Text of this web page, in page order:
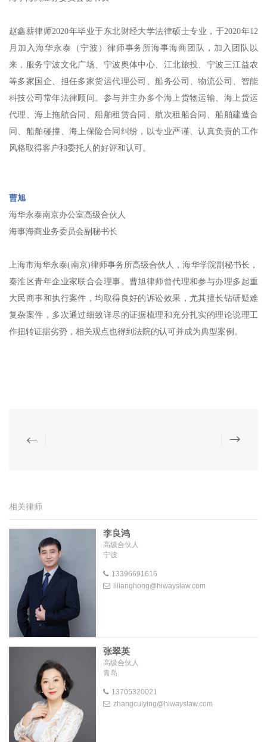
赵鑫薪律师2020年毕业于东北财经大学法律硕士专业，于2020年12
月加入海华永泰（宁波）律师事务所海事海商团队，加入团队以
来，服务宁波文化广场、宁波奥体中心、江北旅投、宁波三江益农
等多家国企、担任多家货运代理公司、船务公司、物流公司、智能
科技公司常年法律顾问。参与并主办多个海上货物运输、海上货运
代理、海上拖航合同、船舶租赁合同、航次租船合同、船舶建造合
同、船舶碰撞、海上保险合同纠纷，以专业严谨、认真负责的工作
风格取得客户和委托人的好评和认可。
曹旭
海华永泰南京办公室高级合伙人
海事海商业务委员会副秘书长
上海市海华永泰(南京)律师事务所高级合伙人，海华学院副秘书长，
秦淮区青年企业家联合会理事。曹旭律师曾代理和参与办理多起重
大民商事和执行案件，均取得良好的诉讼效果，尤其擅长钻研疑难
复杂案件，多次通过细致详尽的证据梳理和充分扎实的理论说理工
作扭转证据劣势，相关观点也得到法院的认可并成为典型案例。
相关律师
李良鸿
高级合伙人
宁波
13396691616
lilianghong@hiwayslaw.com
张翠英
高级合伙人
青岛
13705320021
zhangcuiying@hiwayslaw.com